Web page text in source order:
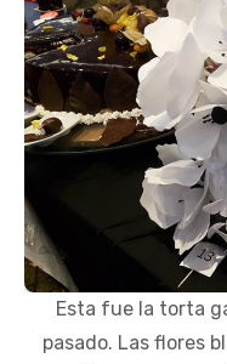
Esta fue la torta
pasado. Las flores